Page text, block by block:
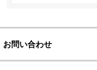
お問い合わせ